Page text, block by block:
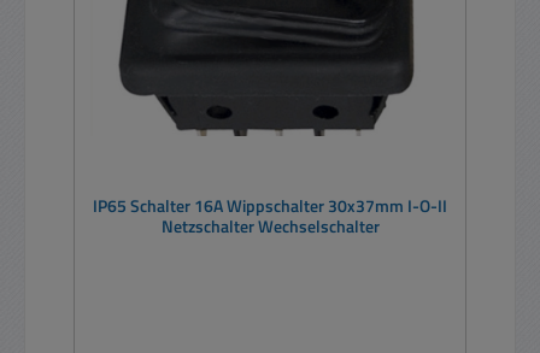
IP65 Schalter 16A Wippschalter 30x37mm I-O-II
Netzschalter Wechselschalter